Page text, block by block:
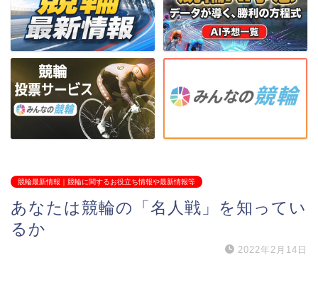
競輪最新情報｜競輪に関するお役立ち情報や最新情報等
あなたは競輪の「名人戦」を知ってい
るか
2022年2月14日